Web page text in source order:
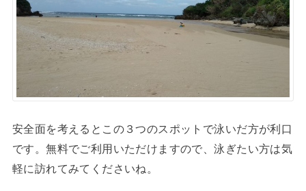
安全面を考えるとこの３つのスポットで泳いだ方が利口
です。無料でご利用いただけますので、泳ぎたい方は気
軽に訪れてみてくださいね。